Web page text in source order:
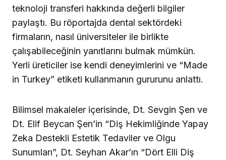
teknoloji transferi hakkında değerli bilgiler
paylaştı. Bu röportajda dental sektördeki
firmaların, nasıl üniversiteler ile birlikte
çalışabileceğinin yanıtlarını bulmak mümkün.
Yerli üreticiler ise kendi deneyimlerini ve “Made
in Turkey” etiketi kullanmanın gururunu anlattı.
Bilimsel makaleler içerisinde, Dt. Sevgin Şen ve
Dt. Elif Beycan Şen’in “Diş Hekimliğinde Yapay
Zeka Destekli Estetik Tedaviler ve Olgu
Sunumları”, Dt. Seyhan Akar’ın “Dört Elli Diş